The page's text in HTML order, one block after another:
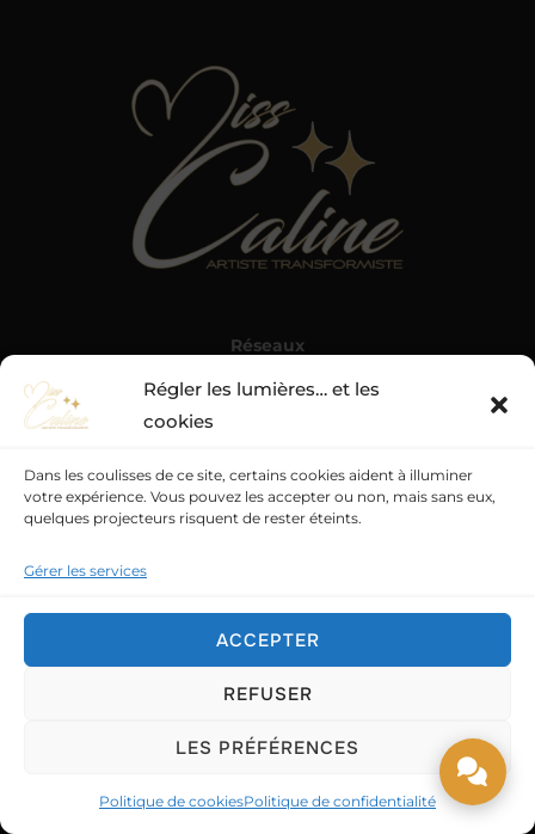
Régler les lumières… et les
cookies
Dans les coulisses de ce site, certains cookies aident à illuminer
votre expérience. Vous pouvez les accepter ou non, mais sans eux,
quelques projecteurs risquent de rester éteints.
Gérer les services
ACCEPTER
REFUSER
LES PRÉFÉRENCES
Politique de cookiesPolitique de confidentialité
Réseaux
DISCUTONS ENSEMBLE
contact@miss-caline.fr
Inscription
+33 06 71 51 68 96
Bureau / Rendez-vous :